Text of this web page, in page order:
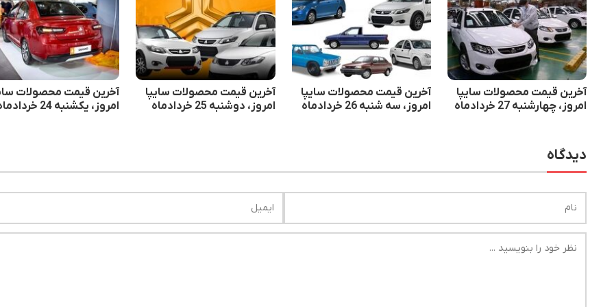
آخرین قیمت محصولات سایپا
امروز، چهارشنبه 27 خردادماه
آخرین قیمت محصولات سایپا
امروز، سه شنبه 26 خردادماه
آخرین قیمت محصولات سایپا
امروز، دوشنبه 25 خردادماه
آخرین قیمت محصولات
امروز، یکشنبه 24 خردادماه
دیدگاه